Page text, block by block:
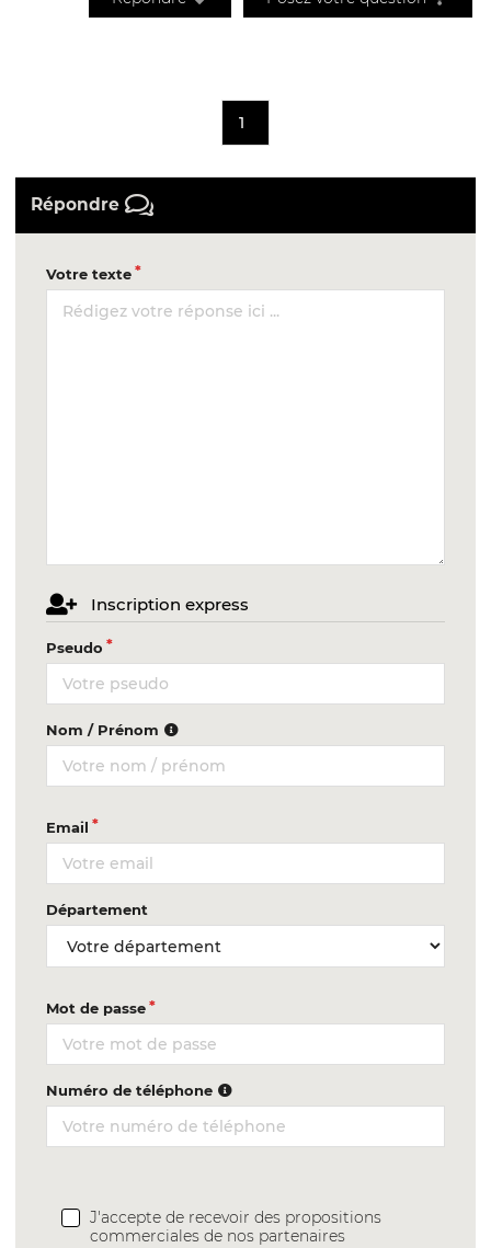
1
Répondre
Votre texte
Inscription express
Pseudo
Nom / Prénom
Email
Département
Mot de passe
Numéro de téléphone
J'accepte de recevoir des propositions
commerciales de nos partenaires